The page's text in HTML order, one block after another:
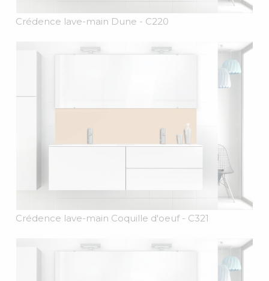
Crédence lave-main Dune - C220
Crédence lave-main Coquille d'oeuf - C321